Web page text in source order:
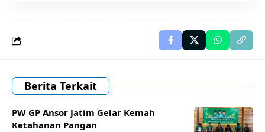
Berita Terkait
PW GP Ansor Jatim Gelar Kemah
Ketahanan Pangan